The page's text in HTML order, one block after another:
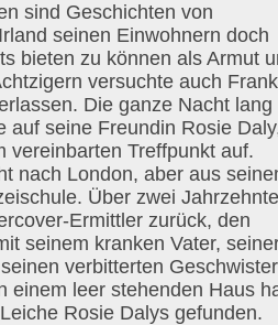
sind Geschichten von
seinen Einwohnern doch
bieten zu können als Armut
versuchte auch Frank
Die ganze Nacht lang
auf seine Freundin Rosie
vereinbarten Treffpunkt auf.
nach London, aber aus
Über zwei Jahrzehnte
Ermittler zurück, den
seinem kranken Vater,
verbitterten
einem leer stehenden Haus
Rosie Dalys gefunden.